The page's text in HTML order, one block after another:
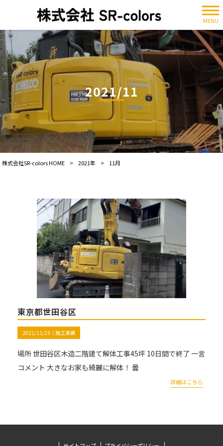
MENU
2021/11
株式会社SR-colors HOME > 2021年 > 11月
東京都世田谷区
2021/11/23｜ 施工実績
場所 世田谷区木造二階建て解体工事45坪 10日間で終了 一言
コメント 大きなお家も綺麗に解体！ 曇
詳細はこちら